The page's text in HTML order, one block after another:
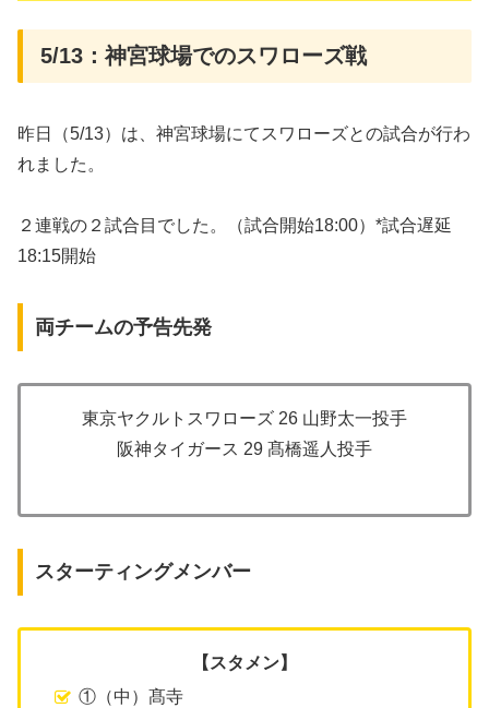
5/13：神宮球場でのスワローズ戦
昨日（5/13）は、神宮球場にてスワローズとの試合が行わ
れました。
２連戦の２試合目でした。（試合開始18:00）*試合遅延
18:15開始
両チームの予告先発
東京ヤクルトスワローズ 26 山野太一投手
阪神タイガース 29 髙橋遥人投手
スターティングメンバー
【スタメン】
①（中）髙寺